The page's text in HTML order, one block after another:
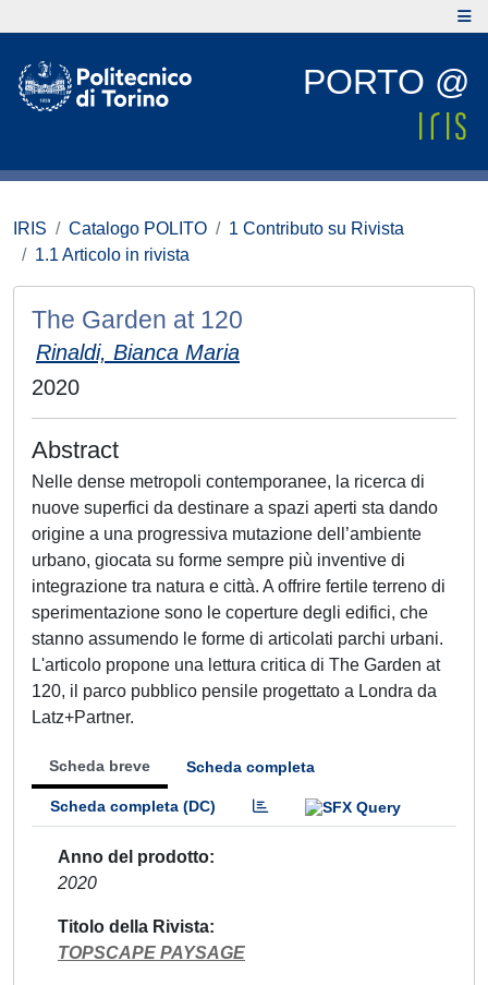
PORTO @
IRIS Catalogo POLITO
1 Contributo su Rivista
1.1 Articolo in rivista
The Garden at 120
Rinaldi, Bianca Maria
2020
Abstract
Nelle dense metropoli contemporanee, la ricerca di
nuove superfici da destinare a spazi aperti sta dando
origine a una progressiva mutazione dell’ambiente
urbano, giocata su forme sempre più inventive di
integrazione tra natura e città. A offrire fertile terreno di
sperimentazione sono le coperture degli edifici, che
stanno assumendo le forme di articolati parchi urbani.
L'articolo propone una lettura critica di The Garden at
120, il parco pubblico pensile progettato a Londra da
Latz+Partner.
Scheda breve Scheda completa
Scheda completa (DC)
Anno del prodotto
2020
Titolo della Rivista
TOPSCAPE PAYSAGE